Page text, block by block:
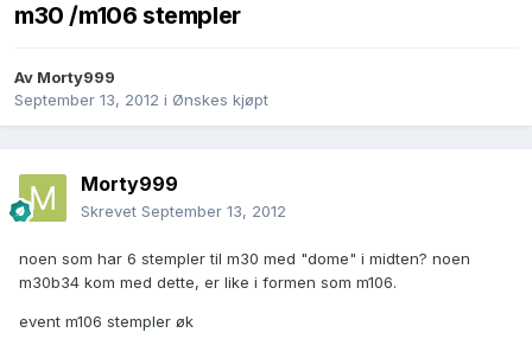
m30 /m106 stempler
Av Morty999
September 13, 2012 i Ønskes kjøpt
Morty999
Skrevet September 13, 2012
noen som har 6 stempler til m30 med "dome" i midten? noen
m30b34 kom med dette, er like i formen som m106.
event m106 stempler øk